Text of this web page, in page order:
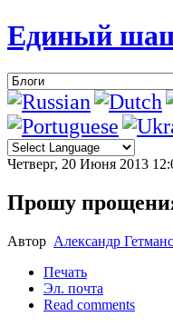
Единый
Четверг, 20 Июня 2013
Прошу
Автор Александр
Печать
Эл. почта
Read comments